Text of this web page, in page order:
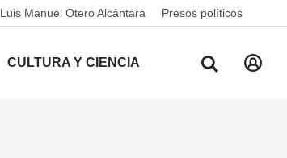
Luis Manuel Otero Alcántara Presos políticos
CULTURA Y CIENCIA